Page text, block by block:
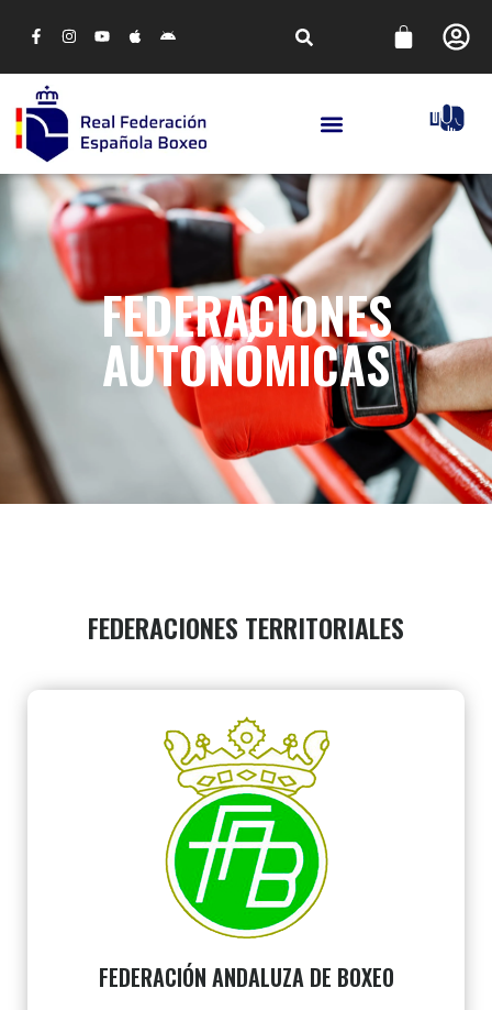
FEDERACIONES
AUTONÓMICAS
FEDERACIONES TERRITORIALES
FEDERACIÓN ANDALUZA DE BOXEO